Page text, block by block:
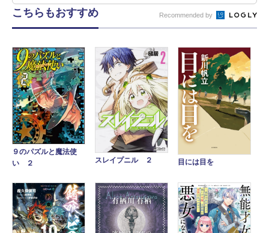
こちらもおすすめ Recommended by
９のパズルと魔法使
い ２
スレイプニル ２ 目には目を